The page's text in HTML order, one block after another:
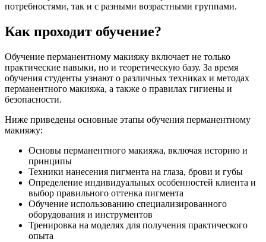
потребностями, так и с разными возрастными группами.
Как проходит обучение?
Обучение перманентному макияжу включает не только
практические навыки, но и теоретическую базу. За время
обучения студенты узнают о различных техниках и методах
перманентного макияжа, а также о правилах гигиены и
безопасности.
Ниже приведены основные этапы обучения перманентному
макияжу:
Основы перманентного макияжа, включая историю и
принципы
Техники нанесения пигмента на глаза, брови и губы
Определение индивидуальных особенностей клиента и
выбор правильного оттенка пигмента
Обучение использованию специализированного
оборудования и инструментов
Тренировка на моделях для получения практического
опыта